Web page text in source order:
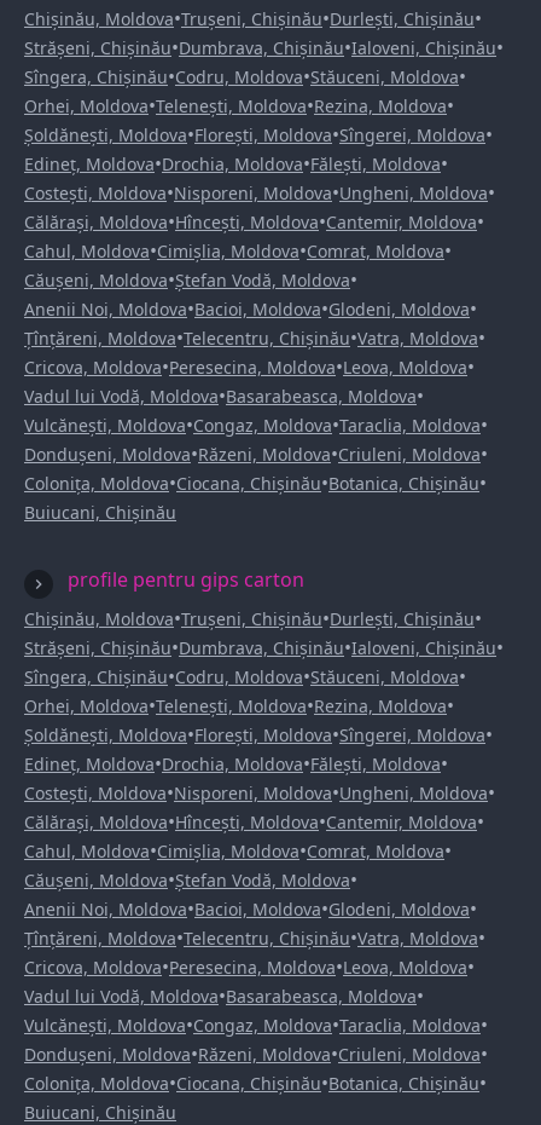
Chișinău, Moldova•Trușeni, Chișinău•Durlești, Chișinău•
Strășeni, Chișinău•Dumbrava, Chișinău•Ialoveni, Chișinău•
Sîngera, Chișinău•Codru, Moldova•Stăuceni, Moldova•
Orhei, Moldova•Telenești, Moldova•Rezina, Moldova•
Șoldănești, Moldova•Florești, Moldova•Sîngerei, Moldova•
Edineț, Moldova•Drochia, Moldova•Fălești, Moldova•
Costești, Moldova•Nisporeni, Moldova•Ungheni, Moldova•
Călărași, Moldova•Hîncești, Moldova•Cantemir, Moldova•
Cahul, Moldova•Cimișlia, Moldova•Comrat, Moldova•
Căușeni, Moldova•Ștefan Vodă, Moldova•
Anenii Noi, Moldova•Bacioi, Moldova•Glodeni, Moldova•
Țînțăreni, Moldova•Telecentru, Chișinău•Vatra, Moldova•
Cricova, Moldova•Peresecina, Moldova•Leova, Moldova•
Vadul lui Vodă, Moldova•Basarabeasca, Moldova•
Vulcănești, Moldova•Congaz, Moldova•Taraclia, Moldova•
Dondușeni, Moldova•Răzeni, Moldova•Criuleni, Moldova•
Colonița, Moldova•Ciocana, Chișinău•Botanica, Chișinău•
Buiucani, Chișinău
profile pentru gips carton
Chișinău, Moldova•Trușeni, Chișinău•Durlești, Chișinău•
Strășeni, Chișinău•Dumbrava, Chișinău•Ialoveni, Chișinău•
Sîngera, Chișinău•Codru, Moldova•Stăuceni, Moldova•
Orhei, Moldova•Telenești, Moldova•Rezina, Moldova•
Șoldănești, Moldova•Florești, Moldova•Sîngerei, Moldova•
Edineț, Moldova•Drochia, Moldova•Fălești, Moldova•
Costești, Moldova•Nisporeni, Moldova•Ungheni, Moldova•
Călărași, Moldova•Hîncești, Moldova•Cantemir, Moldova•
Cahul, Moldova•Cimișlia, Moldova•Comrat, Moldova•
Căușeni, Moldova•Ștefan Vodă, Moldova•
Anenii Noi, Moldova•Bacioi, Moldova•Glodeni, Moldova•
Țînțăreni, Moldova•Telecentru, Chișinău•Vatra, Moldova•
Cricova, Moldova•Peresecina, Moldova•Leova, Moldova•
Vadul lui Vodă, Moldova•Basarabeasca, Moldova•
Vulcănești, Moldova•Congaz, Moldova•Taraclia, Moldova•
Dondușeni, Moldova•Răzeni, Moldova•Criuleni, Moldova•
Colonița, Moldova•Ciocana, Chișinău•Botanica, Chișinău•
Buiucani, Chișinău